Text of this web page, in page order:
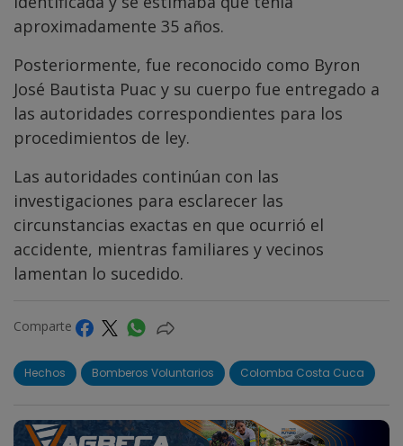
aproximadamente 35 años.
Posteriormente, fue reconocido como Byron
José Bautista Puac y su cuerpo fue entregado a
las autoridades correspondientes para los
procedimientos de ley.
Las autoridades continúan con las
investigaciones para esclarecer las
circunstancias exactas en que ocurrió el
accidente, mientras familiares y vecinos
lamentan lo sucedido.
Comparte
Hechos Bomberos Voluntarios Colomba Costa Cuca